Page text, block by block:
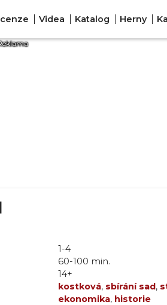
Videa Katalog Herny
1-4
60-100 min.
14+
kostková, sbírání sad,
ekonomika, historie